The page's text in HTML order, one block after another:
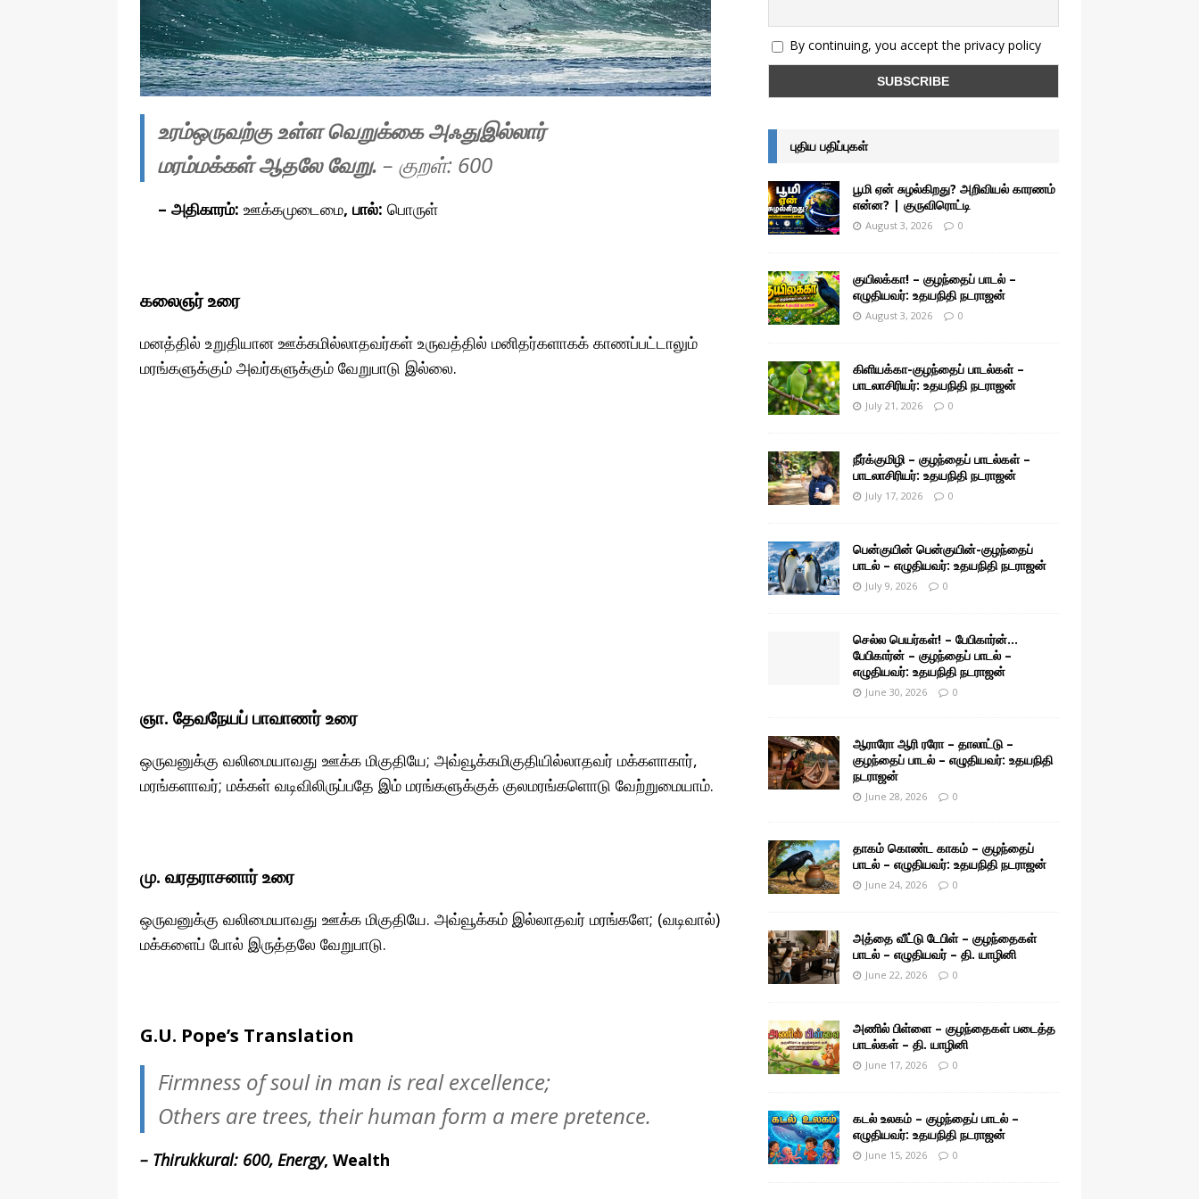
தொழில்நுட்பம்
உரம்ஒருவற்கு உள்ள வெறுக்கை அஃதுஇல்லார்
மரம்மக்கள் ஆதலே வேறு. – குறள்: 600
– அதிகாரம்: ஊக்கமுடைமை, பால்: பொருள்
கலைஞர் உரை
மனத்தில் உறுதியான ஊக்கமில்லாதவர்கள் உருவத்தில் மனிதர்களாகக் காணப்பட்டாலும்
மரங்களுக்கும் அவர்களுக்கும் வேறுபாடு இல்லை.
ஞா. தேவநேயப் பாவாணர் உரை
ஒருவனுக்கு வலிமையாவது ஊக்க மிகுதியே; அவ்வூக்கமிகுதியில்லாதவர் மக்களாகார்,
மரங்களாவர்; மக்கள் வடிவிலிருப்பதே இம் மரங்களுக்குக் குலமரங்களொடு வேற்றுமையாம்.
மு. வரதராசனார் உரை
ஒருவனுக்கு வலிமையாவது ஊக்க மிகுதியே. அவ்வூக்கம் இல்லாதவர் மரங்களே; (வடிவால்)
மக்களைப் போல் இருத்தலே வேறுபாடு.
G.U. Pope’s Translation
Firmness of soul in man is real excellence;
Others are trees, their human form a mere pretence.
– Thirukkural: 600, Energy, Wealth
By continuing, you accept the privacy policy
புதிய பதிப்புகள்
பூமி ஏன் சுழல்கிறது? அறிவியல் காரணம்
என்ன? | குருவிரொட்டி
August 3, 2026 0
குயிலக்கா! – குழந்தைப் பாடல் –
எழுதியவர்: உதயநிதி நடராஜன்
August 3, 2026 0
கிளியக்கா-குழந்தைப் பாடல்கள் –
பாடலாசிரியர்: உதயநிதி நடராஜன்
July 21, 2026 0
நீர்க்குமிழி – குழந்தைப் பாடல்கள் –
பாடலாசிரியர்: உதயநிதி நடராஜன்
July 17, 2026 0
பென்குயின் பென்குயின்-குழந்தைப்
பாடல் – எழுதியவர்: உதயநிதி நடராஜன்
July 9, 2026 0
செல்ல பெயர்கள்! – பேபிகார்ன்…
பேபிகார்ன் – குழந்தைப் பாடல் –
எழுதியவர்: உதயநிதி நடராஜன்
June 30, 2026 0
ஆராரோ ஆரி ரரோ – தாலாட்டு –
குழந்தைப் பாடல் – எழுதியவர்: உதயநிதி
நடராஜன்
June 28, 2026 0
தாகம் கொண்ட காகம் – குழந்தைப்
பாடல் – எழுதியவர்: உதயநிதி நடராஜன்
June 24, 2026 0
அத்தை வீட்டு டேபிள் – குழந்தைகள்
பாடல் – எழுதியவர் – தி. யாழினி
June 22, 2026 0
அணில் பிள்ளை – குழந்தைகள் படைத்த
பாடல்கள் – தி. யாழினி
June 17, 2026 0
கடல் உலகம் – குழந்தைப் பாடல் –
எழுதியவர்: உதயநிதி நடராஜன்
June 15, 2026 0